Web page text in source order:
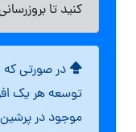
کنید تا
در صورتی که
توسعه هر یک
موجود در